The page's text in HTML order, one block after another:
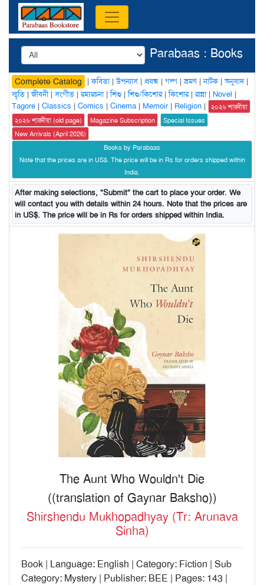
Parabaas : Books
Complete Catalog |কবিতা|উপন্যাস| প্রবন্ধ | গল্প |ভ্রমণ|নাটক |অনুবাদ|
স্মৃতি |জীবনী|সংগীত |রম্যরচনা|শিশু |শিশু/কিশোর|কিশোর|রান্না| Novel |
Tagore | Classics | Comics | Cinema | Memoir| Religion |
২০২৬ শারদীয়া
২০২৬ শারদীয়া (old page)
Magazine Subscription
Special Issues
New Arrivals (April 2026)
Books by Parabaas
Note that the prices are in US$. The price will be in Rs for orders shipped within
India.
After making selections, "Submit" the cart to place your order. We
will contact you with details within 24 hours. Note that the prices are
in US$. The price will be in Rs for orders shipped within India.
The Aunt Who Wouldn't Die
((translation of Gaynar Baksho))
Shirshendu Mukhopadhyay (Tr: Arunava
Sinha)
Book | Language: English | Category: Fiction | Sub
Category: Mystery | Publisher: BEE | Pages: 143 |